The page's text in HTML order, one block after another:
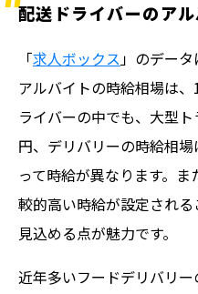
配送ドライバーのア
「求人ボックス」のデー
アルバイトの時給相場は
ライバーの中でも、大型
円、デリバリーの時給相
って時給が異なります。
較的高い時給が設定され
見込める点が魅力です。
近年多いフードデリバリ